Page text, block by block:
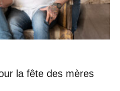
la fête des mères